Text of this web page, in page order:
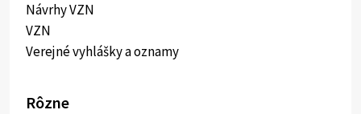
Návrhy VZN
VZN
Verejné vyhlášky a oznamy
Rôzne